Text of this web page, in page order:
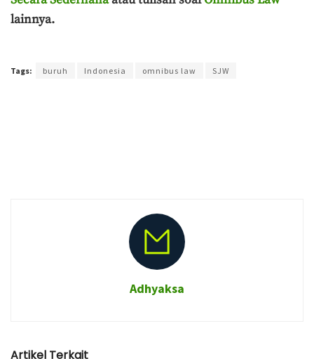
lainnya.
Tags: buruh Indonesia omnibus law SJW
Adhyaksa
Artikel Terkait